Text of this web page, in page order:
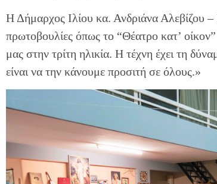
Η Δήμαρχος Ιλίου κα. Ανδριάνα Αλεβίζου
πρωτοβουλίες όπως το “Θέατρο κατ’
μας στην τρίτη ηλικία. Η τέχνη έχει τη
είναι να την κάνουμε προσιτή σε όλους.»